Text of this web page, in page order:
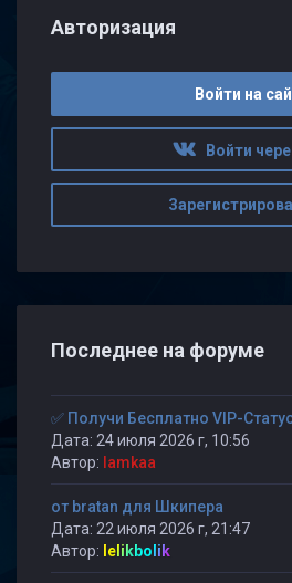
Авторизация
Войти на
Войти
Последнее на форуме
✅ Получи Бесплатно VIP-
Дата: 24 июля 2026 г, 10:56
Автор: lamkaa
от bratan для Шкипера
Дата: 22 июля 2026 г, 21:47
Автор: lelikbolik